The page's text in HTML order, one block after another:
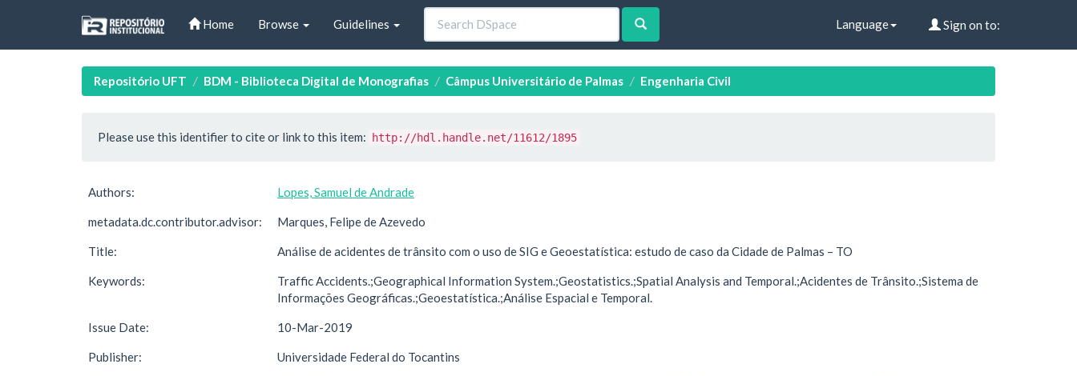
Home Browse Guidelines Language Sign on to:
Repositório UFT BDM - Biblioteca Digital de Monografias Câmpus Universitário de Palmas Engenharia Civil
Please use this identifier to cite or link to this item: http://hdl.handle.net/11612/1895
Authors: Lopes, Samuel de Andrade
metadata.dc.contributor.advisor: Marques, Felipe de Azevedo
Title: Análise de acidentes de trânsito com o uso de SIG e Geoestatística: estudo de caso da Cidade de Palmas – TO
Keywords:
Traffic Accidents.;Geographical Information System.;Geostatistics.;Spatial Analysis and Temporal.;Acidentes de Trânsito.;Sistema de
Informações Geográficas.;Geoestatística.;Análise Espacial e Temporal.
Issue Date: 10-Mar-2019
Publisher: Universidade Federal do Tocantins